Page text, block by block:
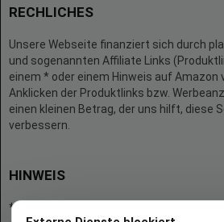
RECHLICHES
Unsere Webseite finanziert sich durch
und sogenannten Affiliate Links
einem * oder einem Hinweis auf Amazon
Anklicken der Produktlinks bzw.
einen kleinen Betrag, der uns hilft, diese
verbessern.
HINWEIS
* = Afilliate-Link (=Werbung)